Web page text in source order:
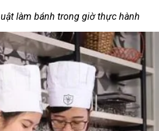
làm bánh trong giờ thực hành